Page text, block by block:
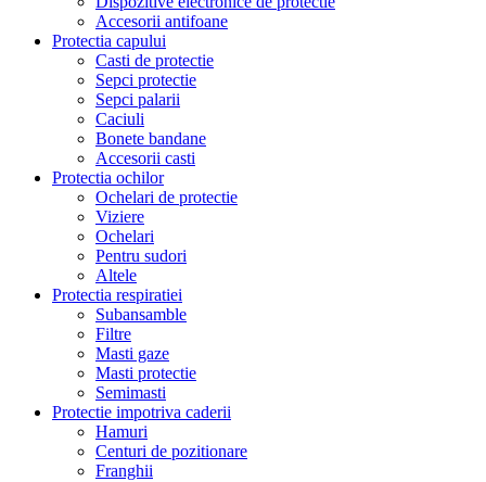
Accesorii antifoane
Protectia capului
Casti de protectie
Sepci protectie
Sepci palarii
Caciuli
Bonete bandane
Accesorii casti
Protectia ochilor
Ochelari de protectie
Viziere
Ochelari
Pentru sudori
Altele
Protectia respiratiei
Subansamble
Filtre
Masti gaze
Masti protectie
Semimasti
Protectie impotriva caderii
Hamuri
Centuri de pozitionare
Franghii